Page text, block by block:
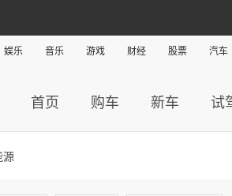
娱乐 音乐 游戏 财经 股票 汽车
首页 购车 新车 试
源